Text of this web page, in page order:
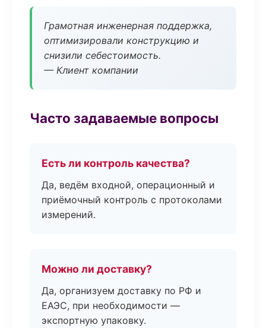
Грамотная инженерная поддержка,
оптимизировали конструкцию и
снизили себестоимость.
— Клиент компании
Часто задаваемые вопросы
Есть ли контроль качества?
Да, ведём входной, операционный и
приёмочный контроль с протоколами
измерений.
Можно ли доставку?
Да, организуем доставку по РФ и
ЕАЭС, при необходимости —
экспортную упаковку.